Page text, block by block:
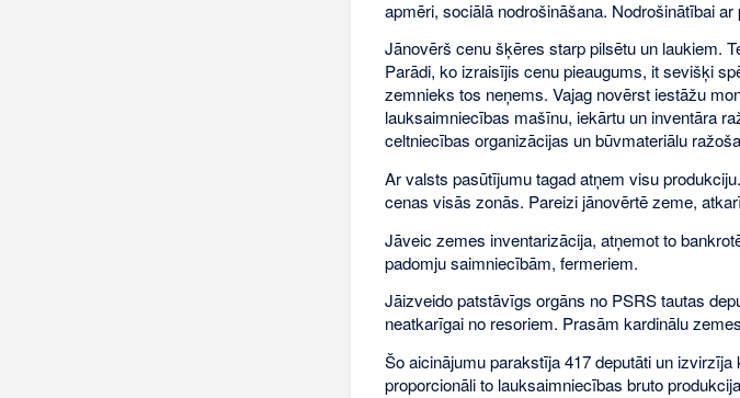
apmēri, sociālā nodrošināšana. Nodrošinātībai
Jānovērš cenu šķēres starp pilsētu un laukiem.
Parādi, ko izraisījis cenu pieaugums, it sevišķi
zemnieks tos neņems. Vajag novērst iestāžu
lauksaimniecības mašīnu, iekārtu un inventāra
celtniecības organizācijas un būvmateriālu
Ar valsts pasūtījumu tagad atņem visu
cenas visās zonās. Pareizi jānovērtē zeme,
Jāveic zemes inventarizācija, atņemot to
padomju saimniecībām, fermeriem.
Jāizveido patstāvīgs orgāns no PSRS tautas
neatkarīgai no resoriem. Prasām kardinālu
Šo aicinājumu parakstīja 417 deputāti un
proporcionāli to lauksaimniecības bruto